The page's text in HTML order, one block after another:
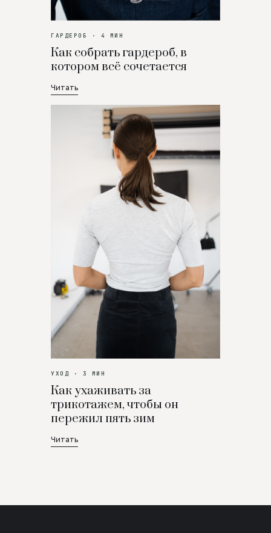
ГАРДЕРОБ · 4 МИН
Как собрать гардероб, в
котором всё сочетается
Читать
УХОД · 3 МИН
Как ухаживать за
трикотажем, чтобы он
пережил пять зим
Читать